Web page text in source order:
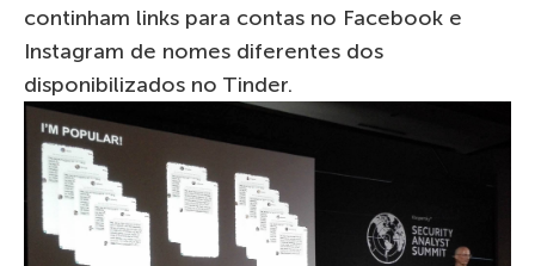
continham links para contas no Facebook e
Instagram de nomes diferentes dos
disponibilizados no Tinder.